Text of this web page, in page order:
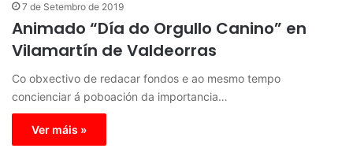
7 de Setembro de 2019
Animado “Día do Orgullo Canino” en
Vilamartín de Valdeorras
Co obxectivo de redacar fondos e ao mesmo tempo
concienciar á poboación da importancia…
Ver máis »